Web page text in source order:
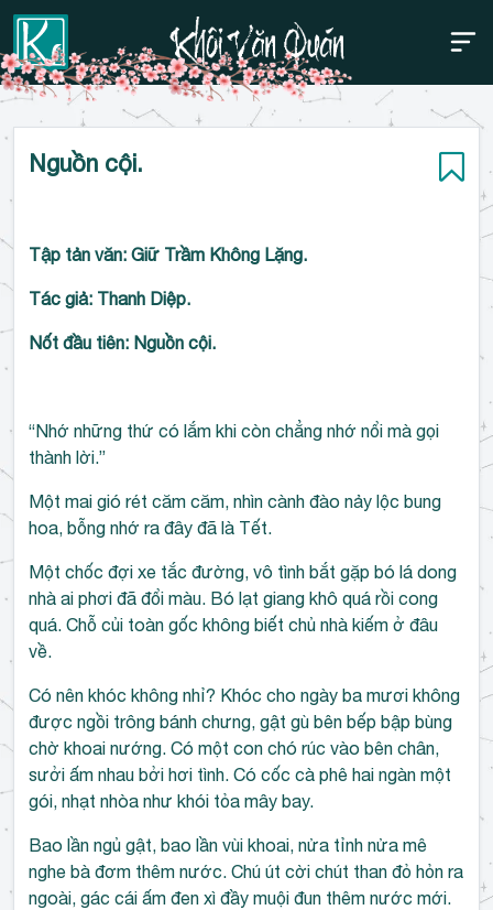
Bỏ
Thanh điều hướng trên
Nguồn cội.
Tập tản văn: Giữ Trầm Không Lặng.
Tác giả: Thanh Diệp.
Nốt đầu tiên: Nguồn cội.
“Nhớ những thứ có lắm khi còn chẳng nhớ nổi mà gọi
thành lời.”
Một mai gió rét căm căm, nhìn cành đào nảy lộc bung
hoa, bỗng nhớ ra đây đã là Tết.
Một chốc đợi xe tắc đường, vô tình bắt gặp bó lá dong
nhà ai phơi đã đổi màu. Bó lạt giang khô quá rồi cong
quá. Chỗ củi toàn gốc không biết chủ nhà kiếm ở đâu
về.
Có nên khóc không nhỉ? Khóc cho ngày ba mươi không
được ngồi trông bánh chưng, gật gù bên bếp bập bùng
chờ khoai nướng. Có một con chó rúc vào bên chân,
sưởi ấm nhau bởi hơi tình. Có cốc cà phê hai ngàn một
gói, nhạt nhòa như khói tỏa mây bay.
Bao lần ngủ gật, bao lần vùi khoai, nửa tỉnh nửa mê
nghe bà đơm thêm nước. Chú út cời chút than đỏ hỏn ra
ngoài, gác cái ấm đen xì đầy muội đun thêm nước mới.